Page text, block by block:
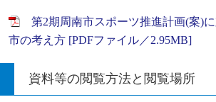
第2期周南市スポーツ推進計画(案)
市の考え方 [PDFファイル／2.95MB]
資料等の閲覧方法と閲覧場所